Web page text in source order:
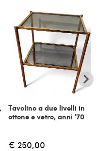
Tavolino a due livelli in
ottone e vetro, anni '70
€ 250,00